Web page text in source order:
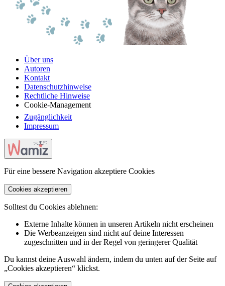
Über uns
Autoren
Kontakt
Datenschutzhinweise
Rechtliche Hinweise
Cookie-Management
Zugänglichkeit
Impressum
Für eine bessere Navigation akzeptiere Cookies
Cookies akzeptieren
Solltest du Cookies ablehnen:
Externe Inhalte können in unseren Artikeln nicht erscheinen
Die Werbeanzeigen sind nicht auf deine Interessen
zugeschnitten und in der Regel von geringerer Qualität
Du kannst deine Auswahl ändern, indem du unten auf der Seite auf
„Cookies akzeptieren“ klickst.